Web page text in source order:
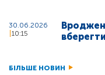
30.06.2026
10:15
БІЛЬШЕ НОВИН